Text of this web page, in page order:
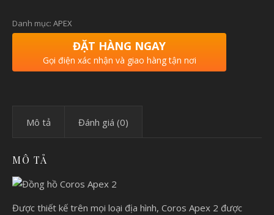
Danh mục: APEX
ĐẶT HÀNG NGAY
Gọi điện xác nhận và giao hàng tận nơi
Mô tả Đánh giá (0)
MÔ TẢ
Được thiết kế trên mọi loại địa hình, Coros Apex 2 được